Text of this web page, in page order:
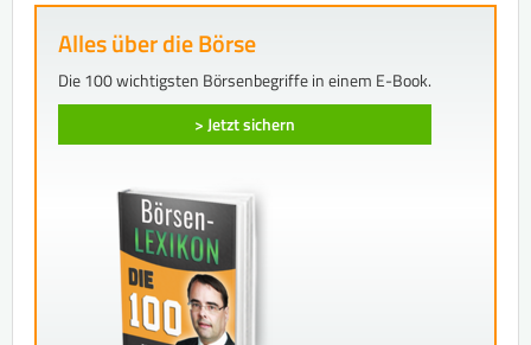
Alles über die Börse
Die 100 wichtigsten Börsenbegriffe in einem E-Book.
> Jetzt sichern